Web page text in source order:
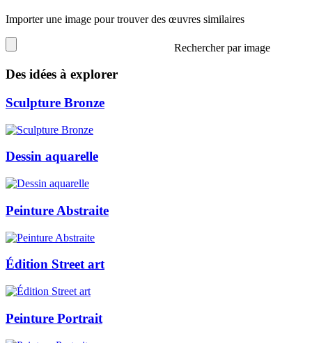
Importer une image pour trouver des œuvres similaires
Rechercher par image
Des idées à explorer
Sculpture Bronze
Dessin aquarelle
Peinture Abstraite
Édition Street art
Peinture Portrait